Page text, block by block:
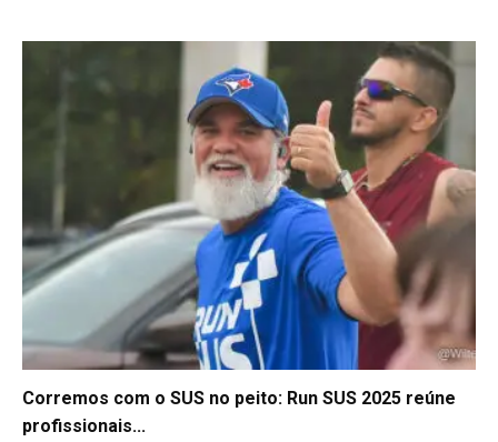
Corremos com o SUS no peito: Run SUS 2025 reúne
profissionais...